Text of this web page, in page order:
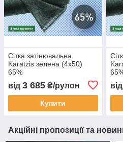
Сітка затінювальна
Karatzis зелена (4х50)
65%
від 3 685 ₴/рулон
Купити
від
Акційні пропозиції та